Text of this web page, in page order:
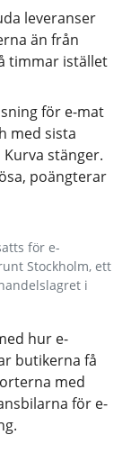
leveranser
än från
timmar istället
för e-mat
med sista
stänger.
poängterar
för e-
Stockholm, ett
i
hur e-
butikerna få
med
för e-